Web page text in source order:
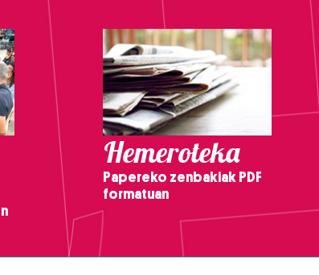
Hemeroteka
Papereko zenbakiak PDF
formatuan